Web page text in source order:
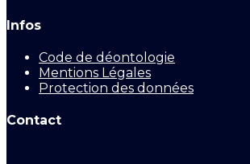
Infos
Code de déontologie
Mentions Légales
Protection des données
Contact